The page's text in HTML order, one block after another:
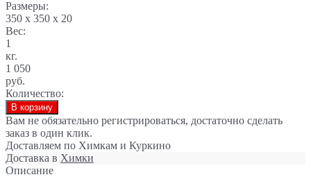
Размеры:
350 x 350 x 20
Вес:
1
кг.
1 050
руб.
Количество:
В корзину
Вам не обязательно регистрироваться, достаточно сделать
заказ в один клик.
Доставляем по Химкам и Куркино
Доставка в Химки
Описание